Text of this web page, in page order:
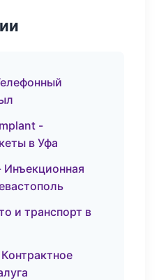
-
в Уфа
Инъекционная
и транспорт в